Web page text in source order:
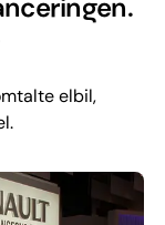
elbil,